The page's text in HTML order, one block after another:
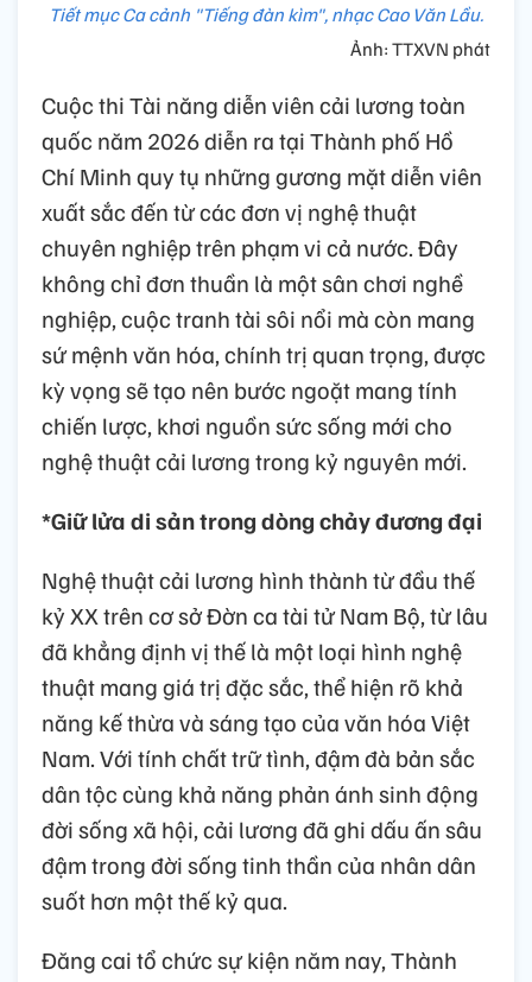
Tiết mục Ca cảnh "Tiếng đàn kìm", nhạc Cao Văn Lầu.
Ảnh: TTXVN phát
Cuộc thi Tài năng diễn viên cải lương toàn
quốc năm 2026 diễn ra tại Thành phố Hồ
Chí Minh quy tụ những gương mặt diễn viên
xuất sắc đến từ các đơn vị nghệ thuật
chuyên nghiệp trên phạm vi cả nước. Đây
không chỉ đơn thuần là một sân chơi nghề
nghiệp, cuộc tranh tài sôi nổi mà còn mang
sứ mệnh văn hóa, chính trị quan trọng, được
kỳ vọng sẽ tạo nên bước ngoặt mang tính
chiến lược, khơi nguồn sức sống mới cho
nghệ thuật cải lương trong kỷ nguyên mới.
*Giữ lửa di sản trong dòng chảy đương đại
Nghệ thuật cải lương hình thành từ đầu thế
kỷ XX trên cơ sở Đờn ca tài tử Nam Bộ, từ lâu
đã khẳng định vị thế là một loại hình nghệ
thuật mang giá trị đặc sắc, thể hiện rõ khả
năng kế thừa và sáng tạo của văn hóa Việt
Nam. Với tính chất trữ tình, đậm đà bản sắc
dân tộc cùng khả năng phản ánh sinh động
đời sống xã hội, cải lương đã ghi dấu ấn sâu
đậm trong đời sống tinh thần của nhân dân
suốt hơn một thế kỷ qua.
Đăng cai tổ chức sự kiện năm nay, Thành